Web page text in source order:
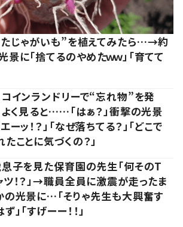
じゃがいも”を植えてみたら…→約
に「捨てるのやめたｗｗ」「育てて
コインランドリーで“忘れ物”を発
よく見ると……「はぁ？」衝撃の光景
ーッ！？」「なぜ落ちてる？」「どこで
たことに気づくの？」
子を見た保育園の先生「何そのT
ツ！？」→職員全員に激震が走ったま
の光景に…「そりゃ先生も大興奮す
」「すげーー！！」